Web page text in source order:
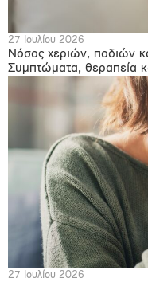
27 Ιουλίου 2026
Νόσος χεριών, ποδιών
Συμπτώματα, θεραπεία
27 Ιουλίου 2026